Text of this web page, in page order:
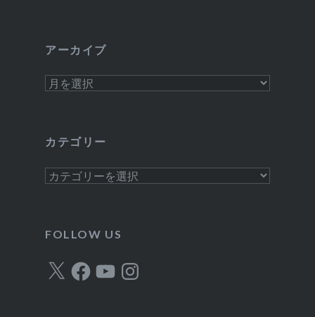
アーカイブ
ア
ブ
カテゴリー
カ
ー
FOLLOW US
X FacebookYouTubeInstagram